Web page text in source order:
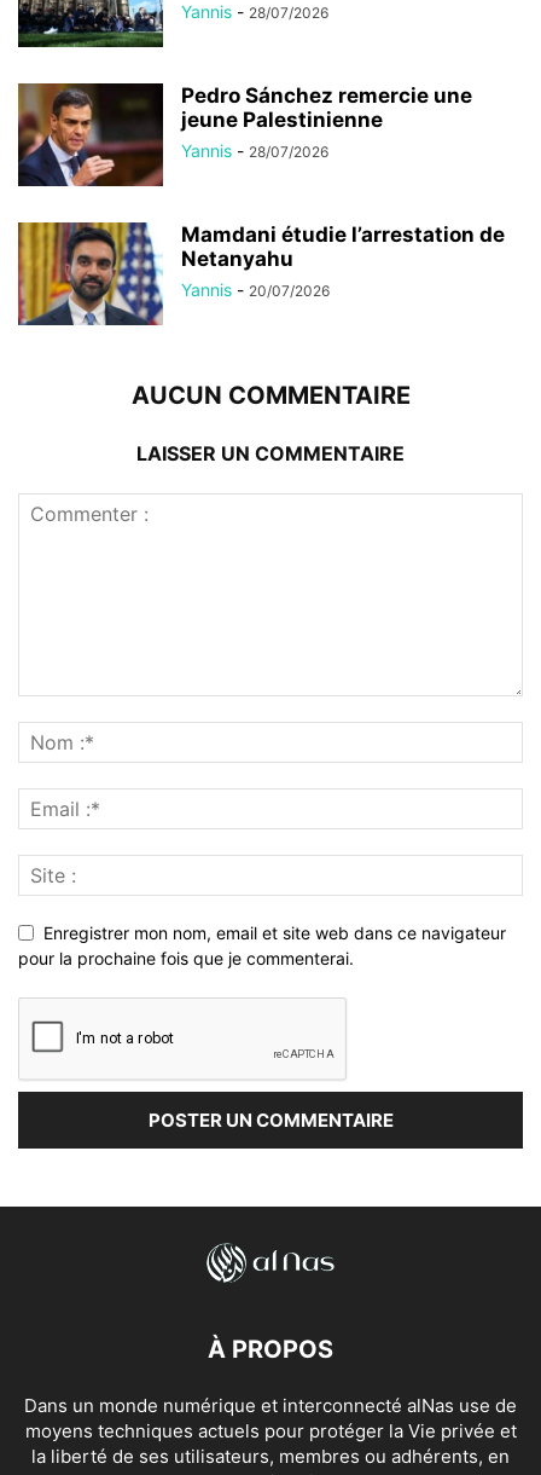
Yannis - 28/07/2026
Pedro Sánchez remercie une
jeune Palestinienne
Yannis - 28/07/2026
Mamdani étudie l’arrestation de
Netanyahu
Yannis - 20/07/2026
AUCUN COMMENTAIRE
LAISSER UN COMMENTAIRE
Enregistrer mon nom, email et site web dans ce navigateur
pour la prochaine fois que je commenterai.
À PROPOS
Dans un monde numérique et interconnecté alNas use de
moyens techniques actuels pour protéger la Vie privée et
la liberté de ses utilisateurs, membres ou adhérents, en